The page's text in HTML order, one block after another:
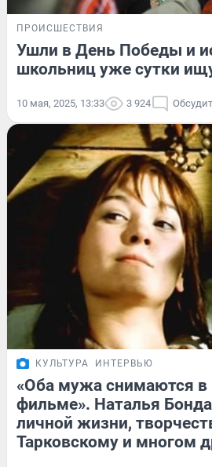
ПРОИСШЕСТВИЯ
Ушли в День Победы и
школьниц уже сутки
10 мая, 2025, 13:33 3 924
КУЛЬТУРА ИНТЕРВЬЮ
«Оба мужа снимаются
фильме». Наталья
личной жизни,
Тарковскому и многом